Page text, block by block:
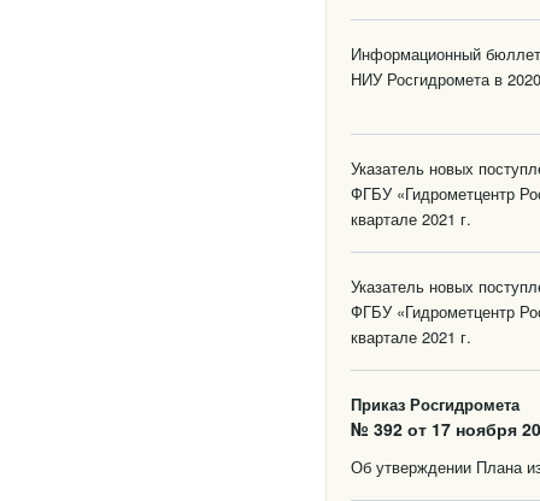
Информационный
НИУ Росгидромета в
Указатель новых
ФГБУ «Гидрометцентр
квартале 2021 г.
Указатель новых
ФГБУ «Гидрометцентр
квартале 2021 г.
Приказ Росгидромета
№ 392 от 17 ноября
Об утверждении Плана